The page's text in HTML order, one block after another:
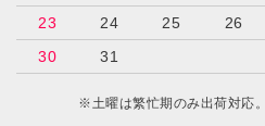
23
24 25 26
30
31
※土曜は繁忙期のみ出荷対応